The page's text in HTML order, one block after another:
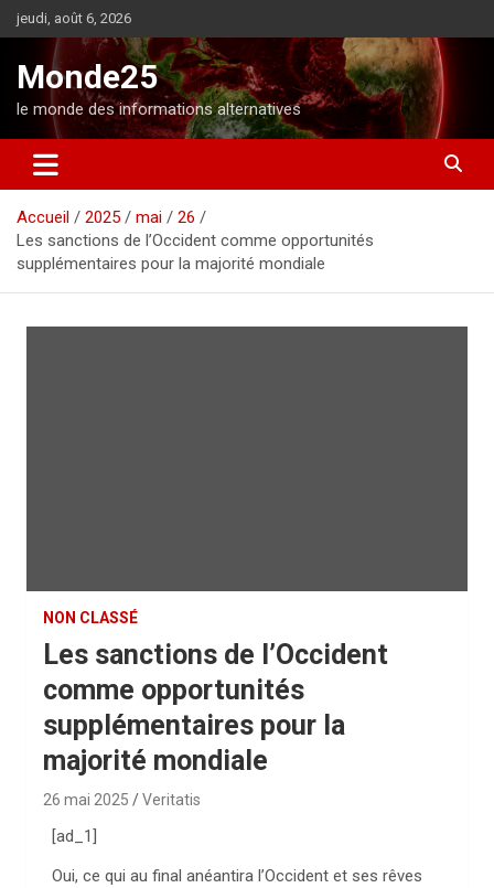
l
o
n
jeudi, août 6, 2026
Monde25
le monde des informations alternatives
Accueil 2025 mai
26
Les sanctions de l’Occident comme opportunités
supplémentaires pour la majorité mondiale
NON CLASSÉ
Les sanctions de l’Occident
comme opportunités
supplémentaires pour la
majorité mondiale
26 mai 2025 Veritatis
[ad_1]
Oui, ce qui au final anéantira l’Occident et ses rêves